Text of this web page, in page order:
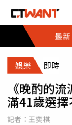
最新
娛樂 即時
《晚酌的
滿41歲選
記者： 王奕棋